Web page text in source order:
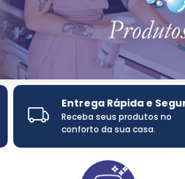
Entrega Rápida e
Receba seus produtos no
conforto da sua casa.